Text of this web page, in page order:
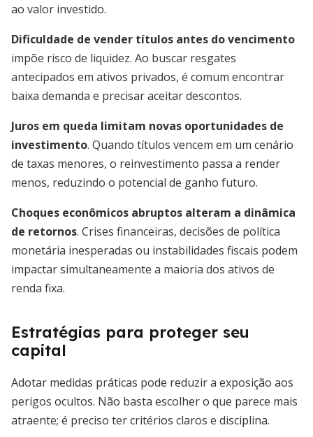
ao valor investido.
Dificuldade de vender títulos antes do vencimento
impõe risco de liquidez. Ao buscar resgates
antecipados em ativos privados, é comum encontrar
baixa demanda e precisar aceitar descontos.
Juros em queda limitam novas oportunidades de
investimento. Quando títulos vencem em um cenário
de taxas menores, o reinvestimento passa a render
menos, reduzindo o potencial de ganho futuro.
Choques econômicos abruptos alteram a dinâmica
de retornos. Crises financeiras, decisões de política
monetária inesperadas ou instabilidades fiscais podem
impactar simultaneamente a maioria dos ativos de
renda fixa.
Estratégias para proteger seu
capital
Adotar medidas práticas pode reduzir a exposição aos
perigos ocultos. Não basta escolher o que parece mais
atraente; é preciso ter critérios claros e disciplina.